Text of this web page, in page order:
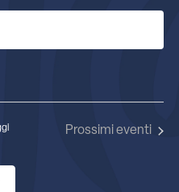
Prossimi eventi